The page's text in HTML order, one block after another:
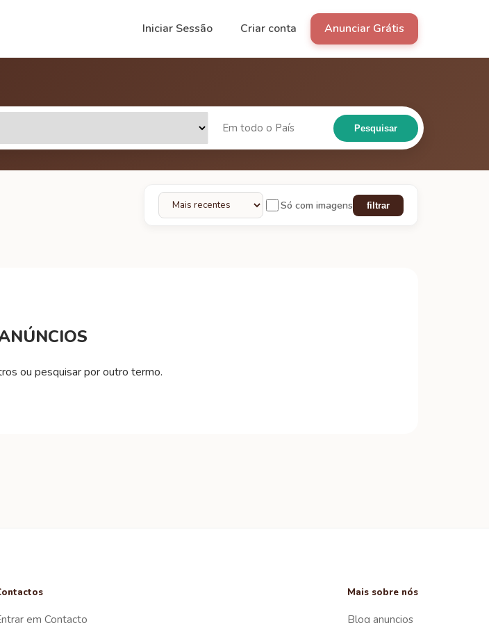
Iniciar Sessão Criar conta Anunciar Grátis
Pesquisar
Só com imagens filtrar
ou pesquisar por outro termo.
em Contacto
Mais sobre nós
Blog anuncios